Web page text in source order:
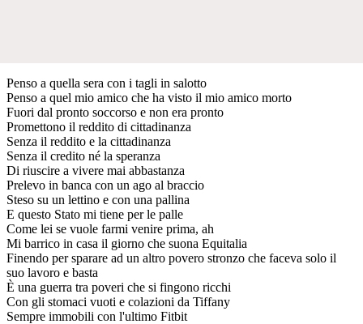
Penso a quella sera con i tagli in salotto
Penso a quel mio amico che ha visto il mio amico morto
Fuori dal pronto soccorso e non era pronto
Promettono il reddito di cittadinanza
Senza il reddito e la cittadinanza
Senza il credito né la speranza
Di riuscire a vivere mai abbastanza
Prelevo in banca con un ago al braccio
Steso su un lettino e con una pallina
E questo Stato mi tiene per le palle
Come lei se vuole farmi venire prima, ah
Mi barrico in casa il giorno che suona Equitalia
Finendo per sparare ad un altro povero stronzo che faceva solo il
suo lavoro e basta
È una guerra tra poveri che si fingono ricchi
Con gli stomaci vuoti e colazioni da Tiffany
Sempre immobili con l'ultimo Fitbit